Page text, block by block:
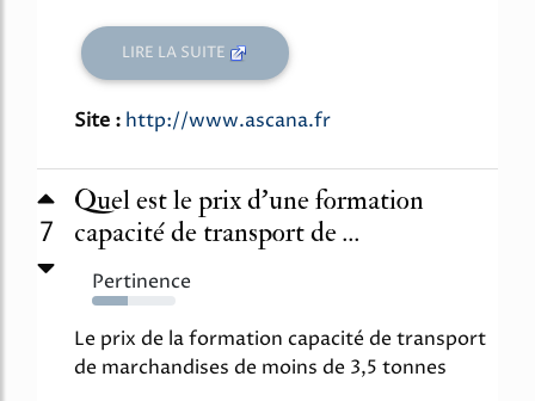
LIRE LA SUITE
Site : http://www.ascana.fr
7
Quel est le prix d’une formation
capacité de transport de ...
Pertinence
43%
Le prix de la formation capacité de transport
de marchandises de moins de 3,5 tonnes